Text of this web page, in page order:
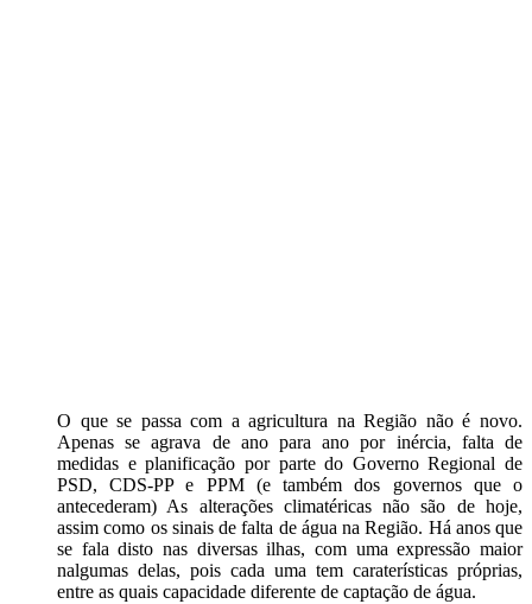
O que se passa com a agricultura na Região não é novo.
Apenas se agrava de ano para ano por inércia, falta de
medidas e planificação por parte do Governo Regional de
PSD, CDS-PP e PPM (e também dos governos que o
antecederam) As alterações climatéricas não são de hoje,
assim como os sinais de falta de água na Região. Há anos que
se fala disto nas diversas ilhas, com uma expressão maior
nalgumas delas, pois cada uma tem caraterísticas próprias,
entre as quais capacidade diferente de captação de água.